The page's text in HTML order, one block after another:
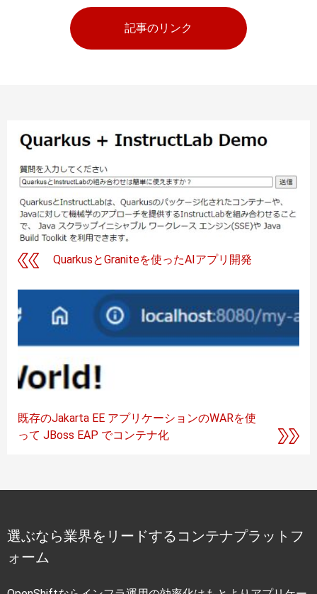
記事のリンク
QuarkusとGraniteを使ったAIアプリ開発
既存のJakarta EE アプリケーションのWARを使
って JBoss EAP でコンテナ化
選ぶなら業界をリードするコンテナプラットフ
ォーム